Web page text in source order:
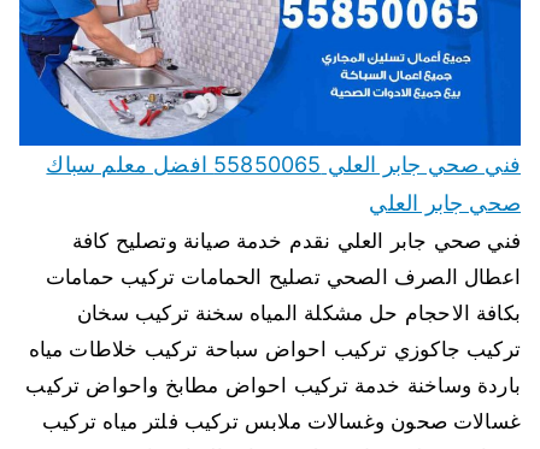
فني صحي جابر العلي 55850065 افضل معلم سباك
صحي جابر العلي
فني صحي جابر العلي نقدم خدمة صيانة وتصليح كافة
اعطال الصرف الصحي تصليح الحمامات تركيب حمامات
بكافة الاحجام حل مشكلة المياه سخنة تركيب سخان
تركيب جاكوزي تركيب احواض سباحة تركيب خلاطات مياه
باردة وساخنة خدمة تركيب احواض مطابخ واحواض تركيب
غسالات صحون وغسالات ملابس تركيب فلتر مياه تركيب